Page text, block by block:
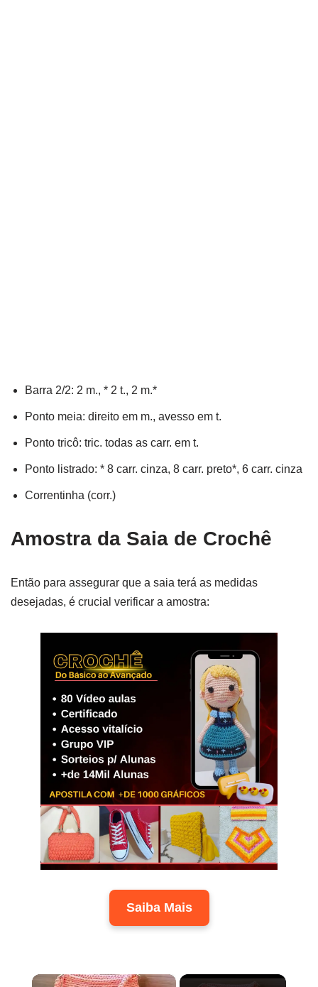
Barra 2/2: 2 m., * 2 t., 2 m.*
Ponto meia: direito em m., avesso em t.
Ponto tricô: tric. todas as carr. em t.
Ponto listrado: * 8 carr. cinza, 8 carr. preto*, 6 carr. cinza
Correntinha (corr.)
Amostra da Saia de Crochê
Então para assegurar que a saia terá as medidas
desejadas, é crucial verificar a amostra:
Saiba Mais
×